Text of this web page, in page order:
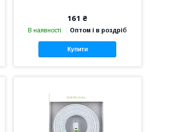
161 ₴
В наявності Оптом і в роздріб
Купити